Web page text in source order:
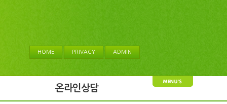
HOME PRIVACY ADMIN
온라인상담